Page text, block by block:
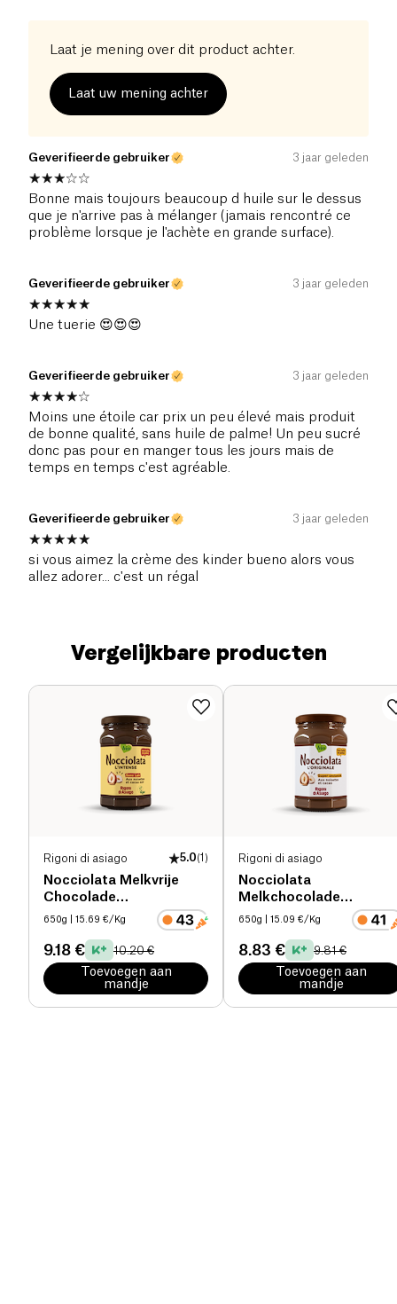
Laat je mening over dit product achter.
Laat uw mening achter
Geverifieerde gebruiker 3 jaar geleden
Bonne mais toujours beaucoup d huile sur le dessus
que je n'arrive pas à mélanger (jamais rencontré ce
problème lorsque je l'achète en grande surface).
Geverifieerde gebruiker 3 jaar geleden
Une tuerie 😍😍😍
Geverifieerde gebruiker 3 jaar geleden
Moins une étoile car prix un peu élevé mais produit
de bonne qualité, sans huile de palme! Un peu sucré
donc pas pour en manger tous les jours mais de
temps en temps c'est agréable.
Geverifieerde gebruiker 3 jaar geleden
si vous aimez la crème des kinder bueno alors vous
allez adorer... c'est un régal
Vergelijkbare producten
Rigoni di asiago 5.0(1 )
Nocciolata Melkvrije
Chocolade
Hazelnootpasta bio
650g | 15.69 €/Kg
9.18 € 10.20 €
Toevoegen aan
mandje
Rigoni di asiago
Nocciolata
Melkchocolade
Smeerbare Pasta bio
650g | 15.09 €/Kg
8.83 € 9.81 €
Toevoegen aan
mandje